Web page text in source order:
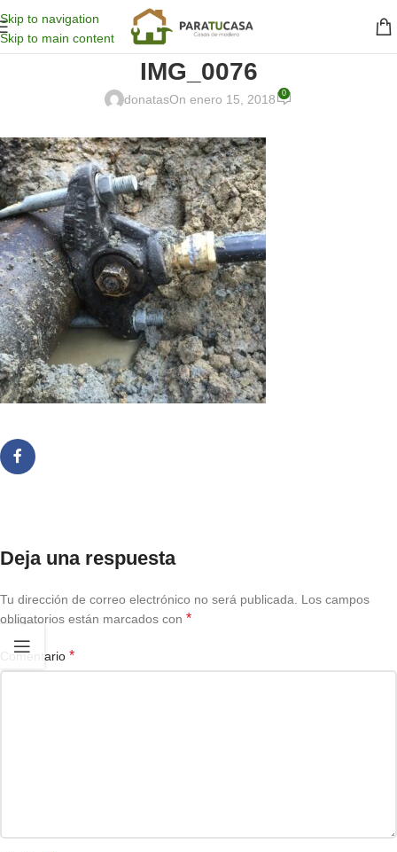
Skip to navigation
Skip to main content
IMG_0076
donatasOn enero 15, 2018 0
Deja una respuesta
Tu dirección de correo electrónico no será publicada.
Los campos
obligatorios están marcados con *
Comentario *